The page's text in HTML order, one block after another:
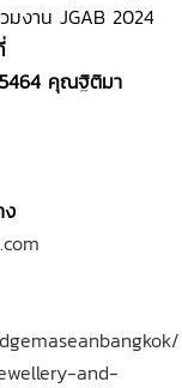
มงาน JGAB 2024
คุณฐิติมา
ง
and-